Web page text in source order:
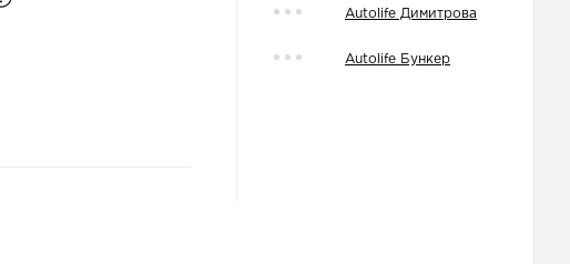
Autolife Димитрова
Autolife Бункер